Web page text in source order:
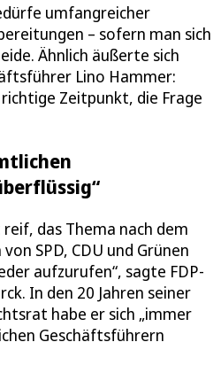
umfangreicher
– sofern man sich
Ähnlich äußerte sich
Lino Hammer:
Zeitpunkt, die Frage
das Thema nach dem
SPD, CDU und Grünen
aufzurufen“, sagte FDP-
In den 20 Jahren seiner
habe er sich „immer
Geschäftsführern